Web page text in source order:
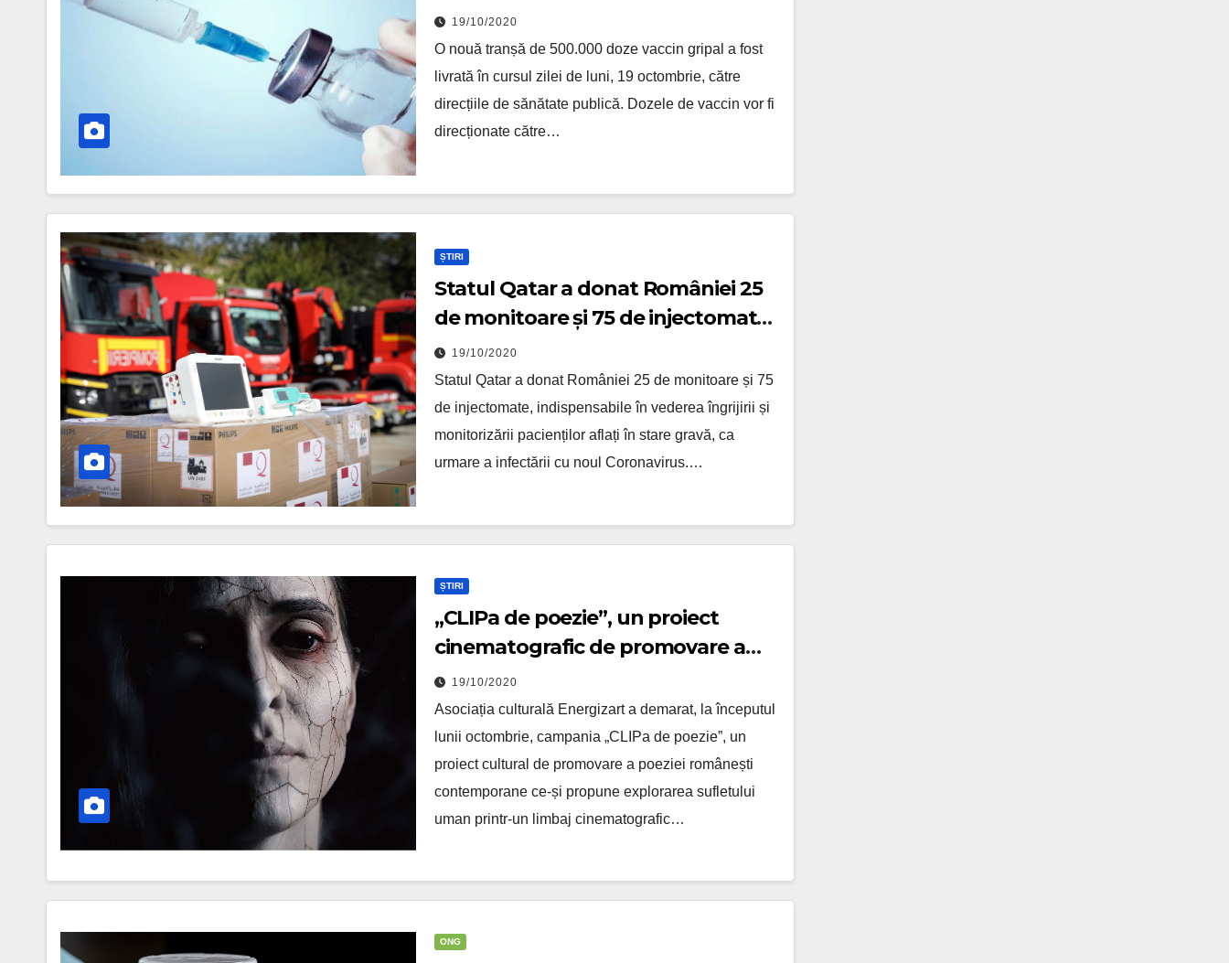
19/10/2020
O nouă tranșă de 500.000 doze vaccin gripal a fost
livrată în cursul zilei de luni, 19 octombrie, către
direcțiile de sănătate publică. Dozele de vaccin vor fi
direcționate către…
ȘTIRI
Statul Qatar a donat României 25
de monitoare și 75 de injectomate
pentru ATI
19/10/2020
Statul Qatar a donat României 25 de monitoare și 75
de injectomate, indispensabile în vederea îngrijirii și
monitorizării pacienților aflați în stare gravă, ca
urmare a infectării cu noul Coronavirus.…
ȘTIRI
„CLIPa de poezie”, un proiect
cinematografic de promovare a
versului românesc
19/10/2020
Asociația culturală Energizart a demarat, la începutul
lunii octombrie, campania „CLIPa de poezie”, un
proiect cultural de promovare a poeziei românești
contemporane ce-și propune explorarea sufletului
uman printr-un limbaj cinematografic…
ONG